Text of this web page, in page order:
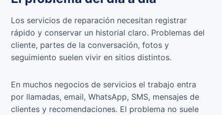
Los servicios de reparación necesitan registrar
rápido y conservar un historial claro. Problemas del
cliente, partes de la conversación, fotos y
seguimiento suelen vivir en sitios distintos.
En muchos negocios de servicios el trabajo entra
por llamadas, email, WhatsApp, SMS, mensajes de
clientes y recomendaciones. El problema no suele